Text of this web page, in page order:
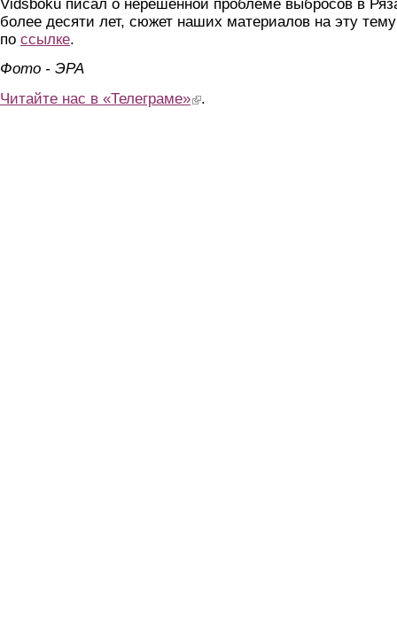
Vidsboku писал о нерешенной проблеме выбросов в
более десяти лет, сюжет наших материалов на эту тему
по ссылке.
Фото - ЭРА
Читайте нас в «Телеграме»(link is external)
.